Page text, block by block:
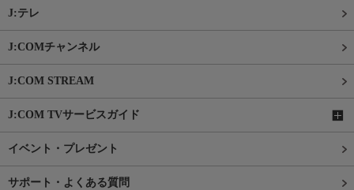
J:テレ
J:COMチャンネル
J:COM STREAM
J:COM TVサービスガイド
イベント・プレゼント
サポート・よくある質問